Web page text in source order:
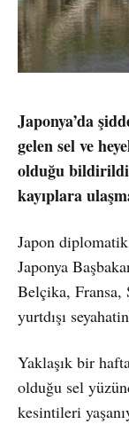
Japonya’da
gelen sel ve
olduğu
kayıplara
Japon
Japonya
Belçika, Fransa,
yurtdışı
Yaklaşık bir
olduğu sel
kesintileri